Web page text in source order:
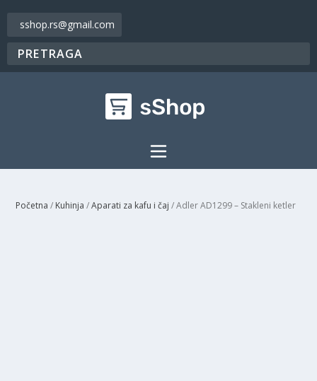
sshop.rs@gmail.com
Početna / Kuhinja /Aparati za kafu i čaj / Adler AD1299 – Stakleni ketler